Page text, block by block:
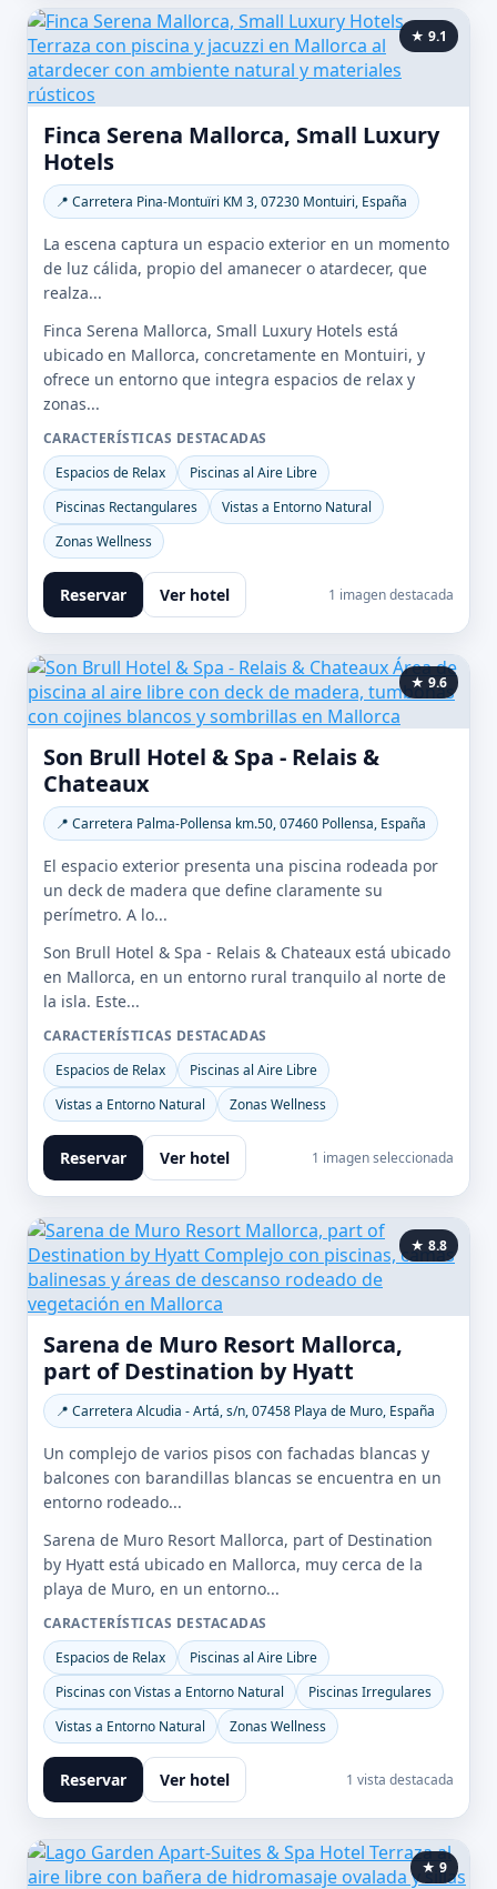
★ 9.1
Finca Serena Mallorca, Small Luxury
Hotels
📍 Carretera Pina-Montuïri KM 3, 07230 Montuiri, España
La escena captura un espacio exterior en un momento
de luz cálida, propio del amanecer o atardecer, que
realza...
Finca Serena Mallorca, Small Luxury Hotels está
ubicado en Mallorca, concretamente en Montuiri, y
ofrece un entorno que integra espacios de relax y
zonas...
CARACTERÍSTICAS DESTACADAS
Espacios de Relax
Piscinas al Aire Libre
Piscinas Rectangulares
Vistas a Entorno Natural
Zonas Wellness
Reservar Ver hotel 1 imagen destacada
★ 9.6
Son Brull Hotel & Spa - Relais &
Chateaux
📍 Carretera Palma-Pollensa km.50, 07460 Pollensa, España
El espacio exterior presenta una piscina rodeada por
un deck de madera que define claramente su
perímetro. A lo...
Son Brull Hotel & Spa - Relais & Chateaux está ubicado
en Mallorca, en un entorno rural tranquilo al norte de
la isla. Este...
CARACTERÍSTICAS DESTACADAS
Espacios de Relax
Piscinas al Aire Libre
Vistas a Entorno Natural
Zonas Wellness
Reservar Ver hotel 1 imagen seleccionada
★ 8.8
Sarena de Muro Resort Mallorca,
part of Destination by Hyatt
📍 Carretera Alcudia - Artá, s/n, 07458 Playa de Muro, España
Un complejo de varios pisos con fachadas blancas y
balcones con barandillas blancas se encuentra en un
entorno rodeado...
Sarena de Muro Resort Mallorca, part of Destination
by Hyatt está ubicado en Mallorca, muy cerca de la
playa de Muro, en un entorno...
CARACTERÍSTICAS DESTACADAS
Espacios de Relax
Piscinas al Aire Libre
Piscinas con Vistas a Entorno Natural
Piscinas Irregulares
Vistas a Entorno Natural
Zonas Wellness
Reservar Ver hotel 1 vista destacada
★ 9